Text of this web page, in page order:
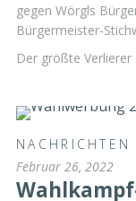
gegen Wörgls
Bürgermeister-
Der größte Verlierer
NACHRICHTEN
Februar 26, 2022